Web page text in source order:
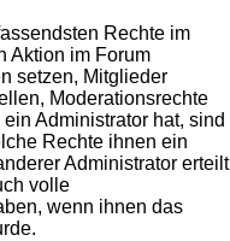
Rechte im
Aktion im Forum
setzen, Mitglieder
Moderationsrechte
Administrator hat, sind
Rechte ihnen ein
Administrator erteilt
volle
wenn ihnen das